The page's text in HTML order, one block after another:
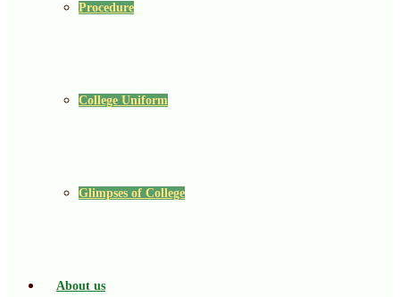
Procedure
College Uniform
Glimpses of College
About us